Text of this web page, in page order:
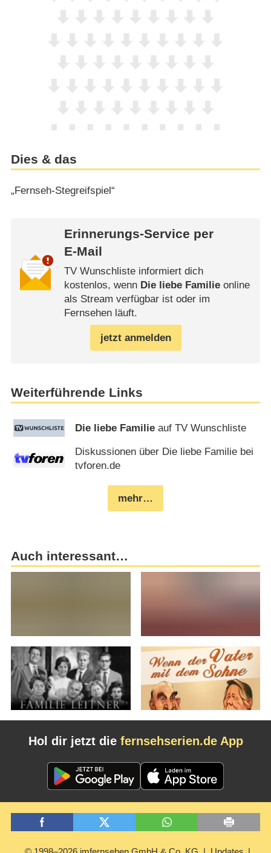
Dies & das
„Fernseh-Stegreifspiel“
Erinnerungs-Service per
E-Mail
TV Wunschliste informiert dich
kostenlos, wenn Die liebe Familieonline
als Stream verfügbar ist oder im
Fernsehen läuft.
jetzt anmelden
Weiterführende Links
Die liebe Familie auf TV Wunschliste
Diskussionen über Die liebe Familie bei
tvforen.de
mehr…
Auch interessant…
Hol dir jetzt die fernsehserien.de App